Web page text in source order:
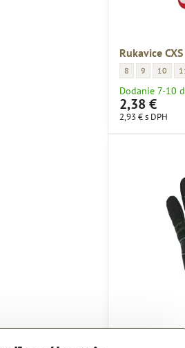
Rukavice
Rukavice CXS
8 Rukavice
9 10
Dodanie 7-10
2,38 €
2,93 €s DPH